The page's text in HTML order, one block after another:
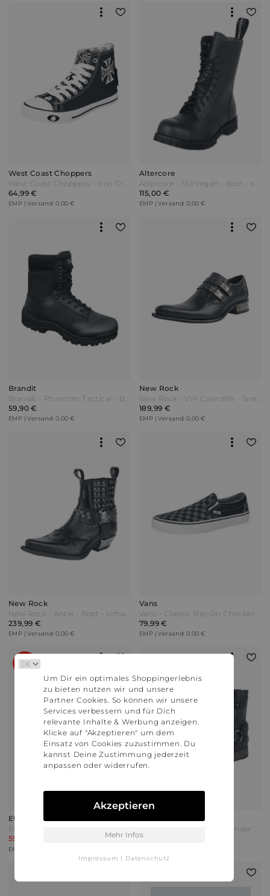
West Coast Choppers
64,99 €
EMP | Versand: 0,00 €
Altercore
115,00 €
EMP | Versand: 0,00 €
Brandit
59,90 €
EMP | Versand: 0,00 €
New Rock
189,99 €
EMP | Versand: 0,00 €
New Rock
239,99 €
EMP | Versand: 0,00 €
Vans
79,99 €
EMP | Versand: 0,00 €
25%
Etnies
59,99 €
EMP | Versand: 0,00 €
Rock Rebel By Emp
99,99 €
Um Dir ein optimales Shoppingerlebnis
zu bieten nutzen wir und unsere
Partner Cookies. So können wir unsere
Services verbessern und für Dich
relevante Inhalte & Werbung anzeigen.
Klicke auf "Akzeptieren" um dem
Einsatz von Cookies zuzustimmen. Du
kannst Deine Zustimmung jederzeit
anpassen oder widerrufen.
Akzeptieren
Mehr Infos
Impressum | Datenschutz